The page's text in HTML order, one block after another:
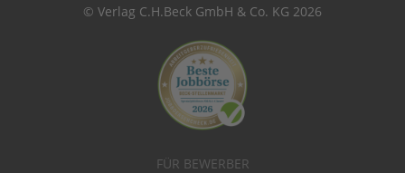
© Verlag C.H.Beck GmbH & Co. KG 2026
FÜR BEWERBER